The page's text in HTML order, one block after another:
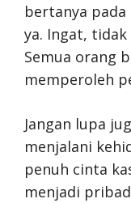
bertanya
ya. Ingat,
Semua orang
memperoleh
Jangan lupa
menjalani
penuh cinta
menjadi